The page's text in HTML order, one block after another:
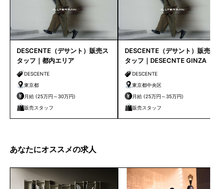
DESCENTE（デサント）販売ス
タッフ｜都内エリア
DESCENTE
東京都
月給 (25万円～30万円)
販売スタッフ
DESCENTE（デサント）販売ス
タッフ｜DESECNTE GINZA
※9月リニューアルオープン
DESCENTE
東京都中央区
月給 (25万円～35万円)
販売スタッフ
あなたにオススメの求人